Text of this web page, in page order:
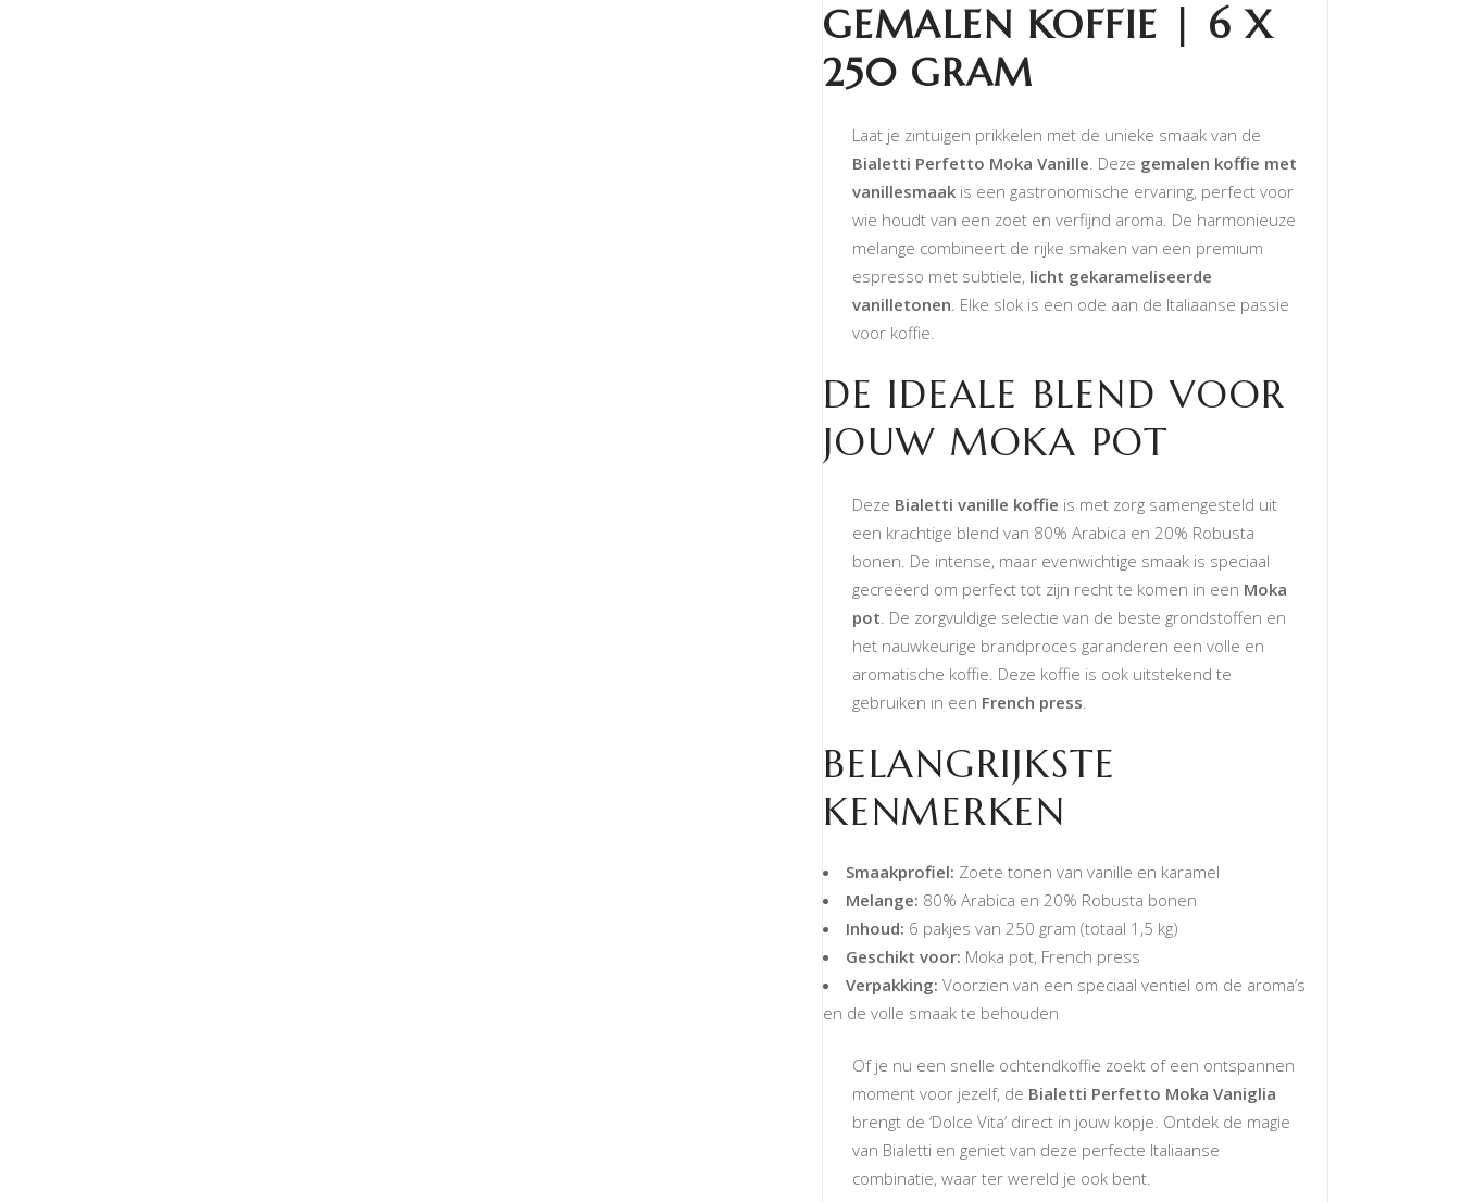
GEMALEN KOFFIE | 6 X
250 GRAM
Laat je zintuigen prikkelen met de unieke smaak van de
Bialetti Perfetto Moka Vanille. Deze gemalen koffie met
vanillesmaak is een gastronomische ervaring, perfect voor
wie houdt van een zoet en verfijnd aroma. De harmonieuze
melange combineert de rijke smaken van een premium
espresso met subtiele, licht gekarameliseerde
vanilletonen. Elke slok is een ode aan de Italiaanse passie
voor koffie.
DE IDEALE BLEND VOOR
JOUW MOKA POT
Deze Bialetti vanille koffie is met zorg samengesteld uit
een krachtige blend van 80% Arabica en 20% Robusta
bonen. De intense, maar evenwichtige smaak is speciaal
gecreëerd om perfect tot zijn recht te komen in een Moka
pot. De zorgvuldige selectie van de beste grondstoffen en
het nauwkeurige brandproces garanderen een volle en
aromatische koffie. Deze koffie is ook uitstekend te
gebruiken in een French press.
BELANGRIJKSTE
KENMERKEN
Smaakprofiel: Zoete tonen van vanille en karamel
Melange: 80% Arabica en 20% Robusta bonen
Inhoud: 6 pakjes van 250 gram (totaal 1,5 kg)
Geschikt voor: Moka pot, French press
Verpakking: Voorzien van een speciaal ventiel om de aroma’s
en de volle smaak te behouden
Of je nu een snelle ochtendkoffie zoekt of een ontspannen
moment voor jezelf, de Bialetti Perfetto Moka Vaniglia
brengt de ‘Dolce Vita’ direct in jouw kopje. Ontdek de magie
van Bialetti en geniet van deze perfecte Italiaanse
combinatie, waar ter wereld je ook bent.